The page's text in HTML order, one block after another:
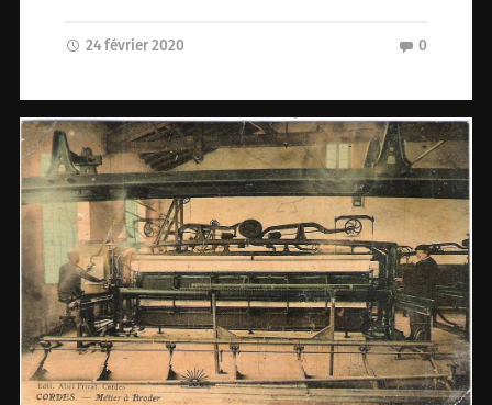
24 février 2020 0